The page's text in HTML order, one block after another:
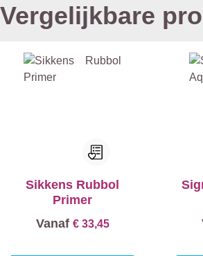
Vergelijkbare
Sikkens Rubbol
Primer
Vanaf € 33,45